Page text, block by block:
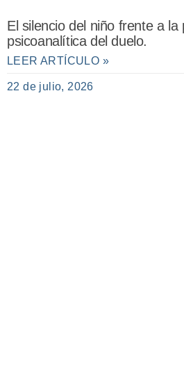
El silencio del niño frente a
psicoanalítica del duelo.
LEER ARTÍCULO »
22 de julio, 2026